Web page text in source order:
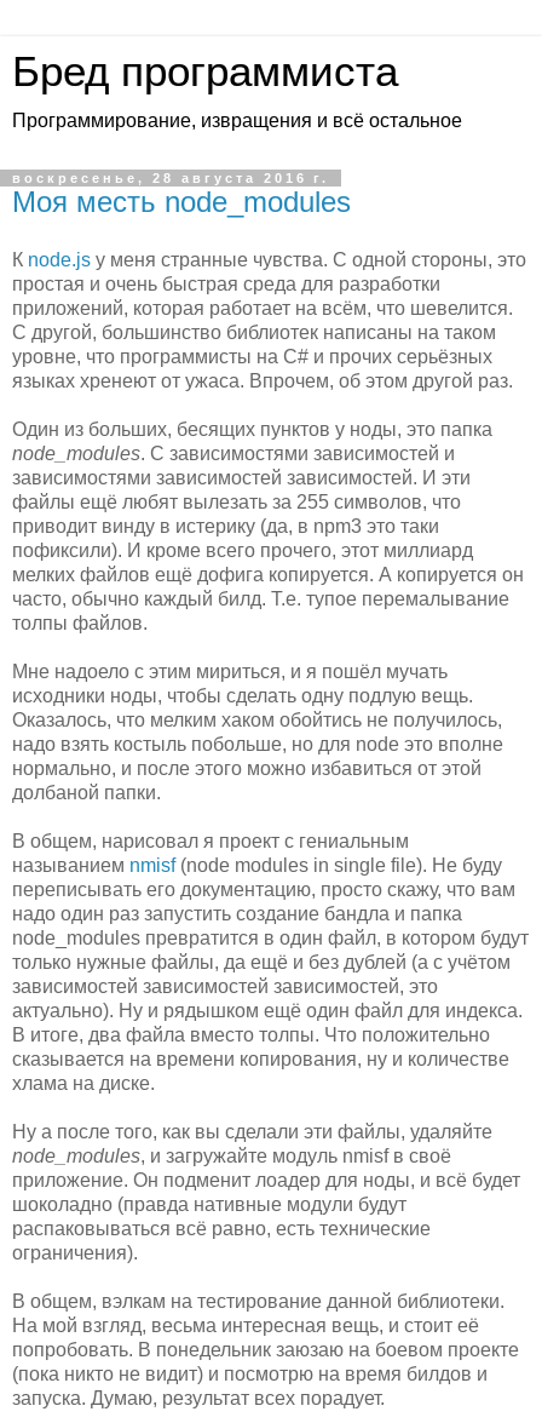
Бред программиста
Программирование, извращения и всё остальное
воскресенье, 28 августа 2016 г.
Моя месть node_modules
К node.js у меня странные чувства. С одной стороны, это
простая и очень быстрая среда для разработки
приложений, которая работает на всём, что шевелится.
С другой, большинство библиотек написаны на таком
уровне, что программисты на C# и прочих серьёзных
языках хренеют от ужаса. Впрочем, об этом другой раз.
Один из больших, бесящих пунктов у ноды, это папка
node_modules. С зависимостями зависимостей и
зависимостями зависимостей зависимостей. И эти
файлы ещё любят вылезать за 255 символов, что
приводит винду в истерику (да, в npm3 это таки
пофиксили). И кроме всего прочего, этот миллиард
мелких файлов ещё дофига копируется. А копируется он
часто, обычно каждый билд. Т.е. тупое перемалывание
толпы файлов.
Мне надоело с этим мириться, и я пошёл мучать
исходники ноды, чтобы сделать одну подлую вещь.
Оказалось, что мелким хаком обойтись не получилось,
надо взять костыль побольше, но для node это вполне
нормально, и после этого можно избавиться от этой
долбаной папки.
В общем, нарисовал я проект с гениальным
называнием nmisf(node modules in single file). Не буду
переписывать его документацию, просто скажу, что вам
надо один раз запустить создание бандла и папка
node_modules превратится в один файл, в котором будут
только нужные файлы, да ещё и без дублей (а с учётом
зависимостей зависимостей зависимостей, это
актуально). Ну и рядышком ещё один файл для индекса.
В итоге, два файла вместо толпы. Что положительно
сказывается на времени копирования, ну и количестве
хлама на диске.
Ну а после того, как вы сделали эти файлы, удаляйте
node_modules, и загружайте модуль nmisf в своё
приложение. Он подменит лоадер для ноды, и всё будет
шоколадно (правда нативные модули будут
распаковываться всё равно, есть технические
ограничения).
В общем, вэлкам на тестирование данной библиотеки.
На мой взгляд, весьма интересная вещь, и стоит её
попробовать. В понедельник заюзаю на боевом проекте
(пока никто не видит) и посмотрю на время билдов и
запуска. Думаю, результат всех порадует.